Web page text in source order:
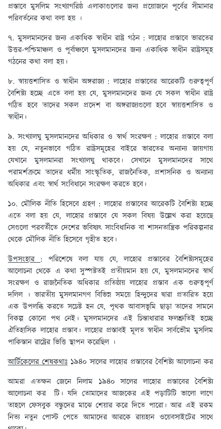
প্রস্তাবে মুসলিম সংখ্যাগরিষ্ঠ এলাকাগুলোর জন্য প্রয়োজনে পূর্বের সীমানার
পরিবর্তনের কথা বলা হয় ।
৭. মুসলমানদের জন্য একাধিক স্বাধীন রাষ্ট্র গঠন : লাহোর প্রস্তাবে ভারতের
উত্তর-পশ্চিমাঞ্চল ও পূর্বাঞ্চলে মুসলমানদের জন্য একাধিক স্বাধীন রাষ্ট্রসমূহ
গঠনের কথা বলা হয়।
৮. স্বায়ত্তশাসিত ও স্বাধীন অঙ্গরাজ্য : লাহোর প্রস্তাবের আরেকটি গুরুত্বপূর্ণ
বৈশিষ্ট্য হচ্ছে এতে বলা হয় যে, মুসলমানদের জন্য যে সকল স্বাধীন রাষ্ট্র
গঠিত হবে তাদের সকল প্রদেশ বা অঙ্গরাজ্যগুলো হবে স্বায়ত্তশাসিত ও
স্বাধীন।
৯. সংখ্যালঘু মুসলমানদের অধিকার ও স্বার্থ সংরক্ষণ : লাহোর প্রস্তাবে বলা
হয় যে, নতুনভাবে গঠিত রাষ্ট্রসমূহের বাইরে ভারতের অন্যান্য জায়গায়
যেখানে মুসলমানরা সংখ্যালঘু থাকবে। সেখানে মুসলমানদের সাথে
পরামর্শক্রমে তাদের ধর্মীয় সাংস্কৃতিক, রাজনৈতিক, প্রশাসনিক ও অন্যান্য
অধিকার এবং স্বার্থ সংবিধানে সংরক্ষণ করতে হবে।
১০. মৌলিক নীতি হিসেবে গ্রহণ :লাহোর প্রস্তাবের আরেকটি বৈশিষ্ট্য হচ্ছে
এতে বলা হয় যে, লাহোর প্রস্তাবে যে সকল বিষয় উল্লেখ করা হয়েছে
সেগুলো পরবর্তীতে দেশের ভবিষ্যৎ সাংবিধানিক বা শাসনতান্ত্রিক পরিকল্পনার
থেকে মৌলিক নীতি হিসেবে গৃহীত হবে।
উপসংহার: পরিশেষে বলা যায় যে, লাহোর প্রস্তাবের বৈশিষ্ট্যসমূহের
আলোচনা থেকে এ কথা সুস্পষ্টতই প্রতীয়মান হয় যে, মুসলমানদের স্বার্থ
সংরক্ষণ ও রাজনৈতিক অধিকার প্রতিষ্ঠায় লাহোর প্রস্তাব এক গুরুত্বপূর্ণ
দলিল । ভারতীয় মুসলমানগণ বিভিন্ন সময়ে হিন্দুদের দ্বারা প্রতারিত হয়ে
এক উপলব্ধি করতে সচেষ্ট হন যে, পৃথক আবাসভূমি ছাড়া তাদের সামনে
বিকল্প কোনো পথ নেই। মুসলমানদের এই চিন্তাধারার ফলশ্রুতিই হচ্ছে
ঐতিহাসিক লাহোর প্রস্তাব। লাহোর প্রস্তাবই মূলত স্বাধীন সার্বভৌম মুসলিম
পাকিস্তান রাষ্ট্রের ভিত্তি স্থাপন করেছিল ।
আর্টিকেলের শেষকথাঃ ১৯৪০ সালের লাহোর প্রস্তাবের বৈশিষ্ট্য আলোচনা কর
আমরা এতক্ষন জেনে নিলাম ১৯৪০ সালের লাহোর প্রস্তাবের বৈশিষ্ট্য
আলোচনা কর টি। যদি তোমাদের আজকের এই পড়াটিটি ভালো লাগে
তাহলে ফেসবুক বন্ধুদের মাঝে শেয়ার করে দিতে পারো। আর এই রকম
নিত্য নতুন পোস্ট পেতে আমাদের আরকে রায়হান ওয়েবসাইটের সাথে